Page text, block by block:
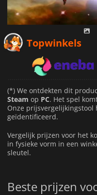
Topwinkels
(*) We ontdekten dit
Steam op PC. Het spel
Onze prijsvergelijkingstool
geïdentificeerd.
Vergelijk prijzen voor het
in fysieke vorm in een
sleutel.
Beste prijzen